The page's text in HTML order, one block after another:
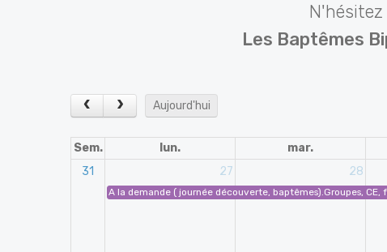
Les Baptêmes
Aujourd'hui
Sem. lun. mar.
31
27 28
A la demande ( journée découverte, baptêmes).Groupes, CE,